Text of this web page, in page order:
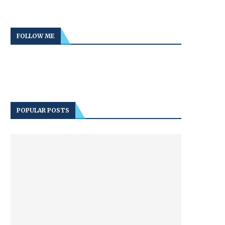
FOLLOW ME
POPULAR POSTS